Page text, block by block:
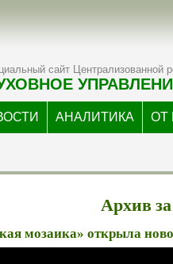
сайт Централизованной
АНАЛИТИКА ОТ
Архив
мозаика» открыла